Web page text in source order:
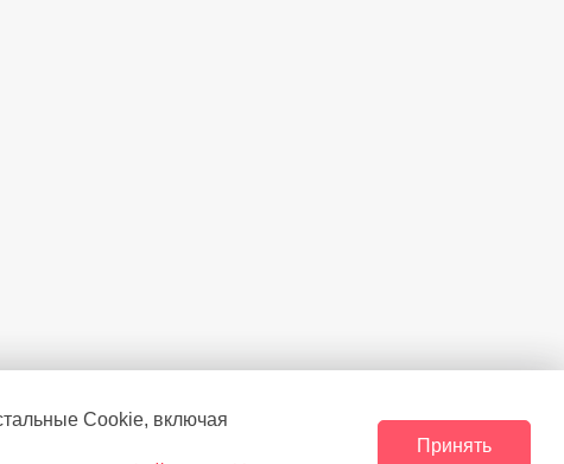
Сookie, включая
Принять